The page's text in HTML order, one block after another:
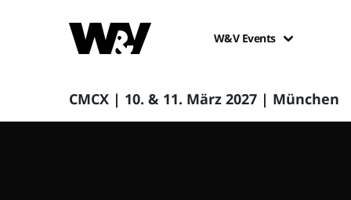
W&V Events
CMCX | 10. & 11. März 2027 | München